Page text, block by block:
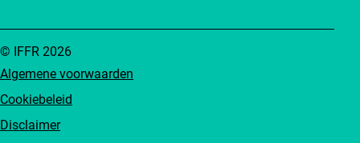
Algemene voorwaarden
Cookiebeleid
Disclaimer
© IFFR 2026